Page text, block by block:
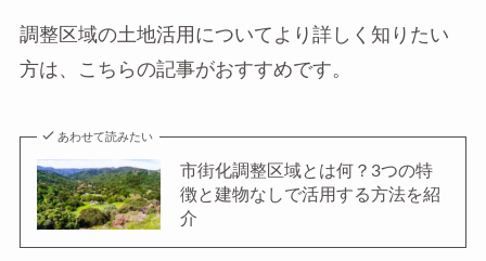
調整区域の土地活用についてより詳しく知りたい
方は、こちらの記事がおすすめです。
あわせて読みたい
市街化調整区域とは何？3つの特
徴と建物なしで活用する方法を紹
介